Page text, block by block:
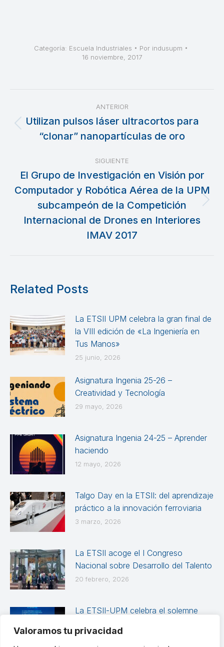
Valoramos tu privacidad
Categoría: Escuela Industriales Por indusupm
16 noviembre, 2017
Navegación
entre
publicaciones
ANTERIOR
anterior:
Utilizan pulsos láser ultracortos para
“clonar” nanopartículas de oro
SIGUIENTE
Publicación
siguiente:
El Grupo de Investigación en Visión por
Computador y Robótica Aérea de la UPM
subcampeón de la Competición
Internacional de Drones en Interiores
IMAV 2017
Related Posts
La ETSII UPM celebra la gran final de
la VIII edición de «La Ingeniería en
Tus Manos»
25 junio, 2026
Asignatura Ingenia 25-26 –
Creatividad y Tecnología
29 mayo, 2026
Asignatura Ingenia 24-25 – Aprender
haciendo
12 mayo, 2026
Talgo Day en la ETSII: del aprendizaje
práctico a la innovación ferroviaria
3 marzo, 2026
La ETSII acoge el I Congreso
Nacional sobre Desarrollo del Talento
20 febrero, 2026
La ETSII-UPM celebra el solemne
las promociones 2024-2025